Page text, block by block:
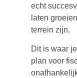
echt
laten
terrein zijn.
Dit is waar
plan voor